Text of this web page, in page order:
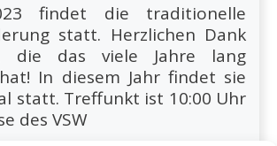
findet die traditionelle
statt. Herzlichen Dank
die das viele Jahre lang
In diesem Jahr findet sie
statt. Treffunkt ist 10:00 Uhr
des VSW